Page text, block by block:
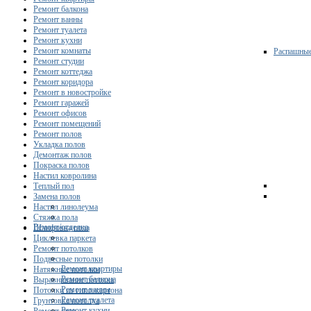
Ремонт/отделка
Ремонт квартиры
Ремонт балкона
Ремонт ванны
Ремонт туалета
Ремонт балкона
Ремонт ванны
Ремонт туалета
Ремонт кухни
Ремонт комнаты
Ремонт студии
Ремонт коттеджа
Ремонт коридора
Ремонт в новостройке
Ремонт гаражей
Ремонт офисов
Ремонт помещений
Ремонт полов
Укладка полов
Демонтаж полов
Покраска полов
Настил ковролина
Теплый пол
Замена полов
Настил линолеума
Стяжка пола
Шлифовка пола
Циклевка паркета
Ремонт потолков
Подвесные потолки
Натяжные потолки
Выравнивание потолка
Потолки из гипсокартона
Грунтовка потолка